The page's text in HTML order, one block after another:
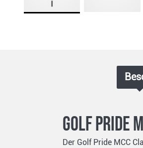
Golf Pride
Der Golf Pride MCC